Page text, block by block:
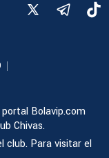
|
Bolavip.com
Chivas.
club. Para visitar el